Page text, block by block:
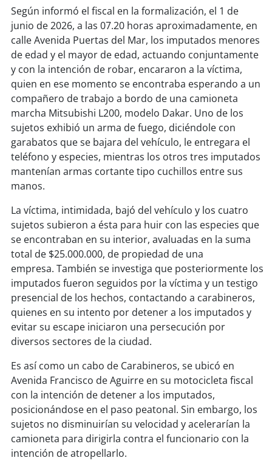
soyquillota
soysanantonio
soychillán
soysancarlos
soytalcahuano
soyconcepción
soy arauco
soytemuco
soyvaldivia
soyosorno
soychiloé
Según informó el fiscal en la formalización, el 1 de
junio de 2026, a las 07.20 horas aproximadamente, en
calle Avenida Puertas del Mar, los imputados menores
de edad y el mayor de edad, actuando conjuntamente
y con la intención de robar, encararon a la víctima,
quien en ese momento se encontraba esperando a un
compañero de trabajo a bordo de una camioneta
marcha Mitsubishi L200, modelo Dakar. Uno de los
sujetos exhibió un arma de fuego, diciéndole con
garabatos que se bajara del vehículo, le entregara el
teléfono y especies, mientras los otros tres imputados
mantenían armas cortante tipo cuchillos entre sus
manos.
La víctima, intimidada, bajó del vehículo y los cuatro
sujetos subieron a ésta para huir con las especies que
se encontraban en su interior, avaluadas en la suma
total de $25.000.000, de propiedad de una
empresa. También se investiga que posteriormente los
imputados fueron seguidos por la víctima y un testigo
presencial de los hechos, contactando a carabineros,
quienes en su intento por detener a los imputados y
evitar su escape iniciaron una persecución por
diversos sectores de la ciudad.
Es así como un cabo de Carabineros, se ubicó en
Avenida Francisco de Aguirre en su motocicleta fiscal
con la intención de detener a los imputados,
posicionándose en el paso peatonal. Sin embargo, los
sujetos no disminuirían su velocidad y acelerarían la
camioneta para dirigirla contra el funcionario con la
intención de atropellarlo.